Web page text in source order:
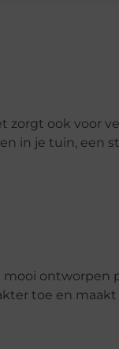
ook voor
in je tuin, een
ontworpen
toe en